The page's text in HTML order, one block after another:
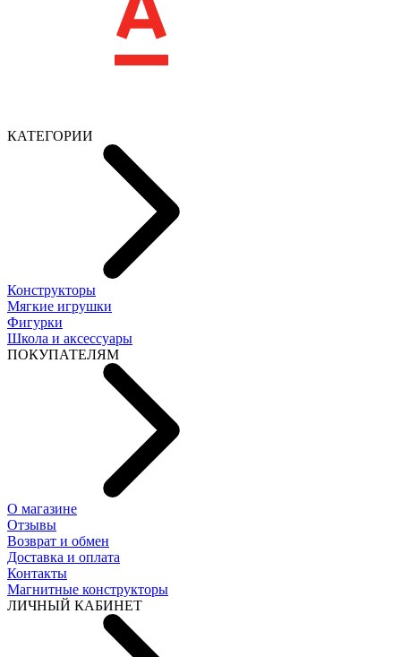
КАТЕГОРИИ
Конструкторы
Мягкие игрушки
Фигурки
Школа и аксессуары
ПОКУПАТЕЛЯМ
О магазине
Отзывы
Возврат и обмен
Доставка и оплата
Контакты
Магнитные конструкторы
ЛИЧНЫЙ КАБИНЕТ